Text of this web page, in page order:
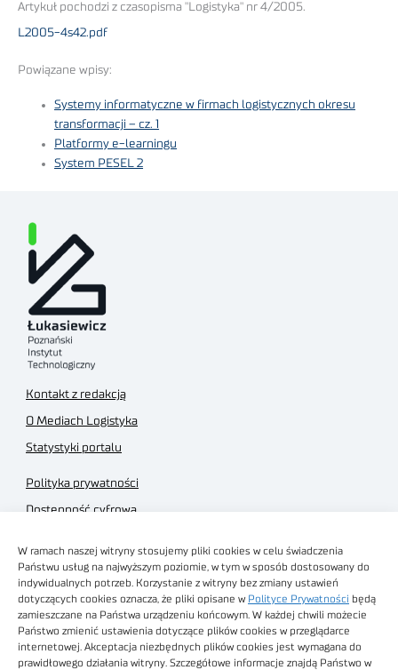
W ramach naszej witryny stosujemy pliki cookies w celu świadczenia
Państwu usług na najwyższym poziomie, w tym w sposób dostosowany do
indywidualnych potrzeb. Korzystanie z witryny bez zmiany ustawień
dotyczących cookies oznacza, że pliki opisane w Polityce Prywatności będą
zamieszczane na Państwa urządzeniu końcowym. W każdej chwili możecie
Państwo zmienić ustawienia dotyczące plików cookies w przeglądarce
internetowej. Akceptacja niezbędnych plików cookies jest wymagana do
prawidłowego działania witryny. Szczegółowe informacje znajdą Państwo w
Artykuł pochodzi z czasopisma "Logistyka" nr 4/2005.
L2005-4s42.pdf
Powiązane wpisy:
Systemy informatyczne w firmach logistycznych okresu
transformacji – cz. 1
Platformy e-learningu
System PESEL 2
Kontakt z redakcją
O Mediach Logistyka
Statystyki portalu
Polityka prywatności
Dostępność cyfrowa
Regulamin sklepu
Obrazy stockowe